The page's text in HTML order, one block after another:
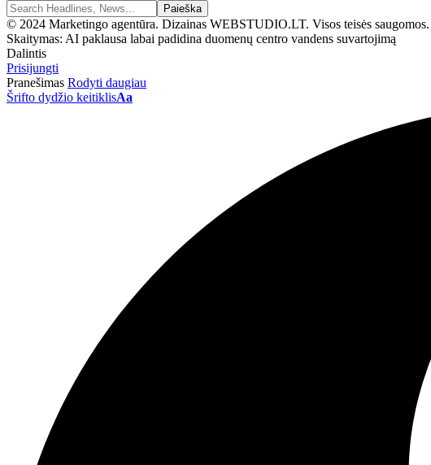
© 2024 Marketingo agentūra. Dizainas WEBSTUDIO.LT. Visos teisės saugomos.
Skaitymas: AI paklausa labai padidina duomenų centro vandens suvartojimą
Dalintis
Prisijungti
Pranešimas Rodyti daugiau
Šrifto dydžio keitiklisAa